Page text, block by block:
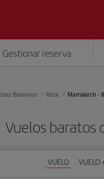
Gestionar reserva
Islas Baleares Ibiza Marrakech -
Vuelos baratos
VUELO VUELO